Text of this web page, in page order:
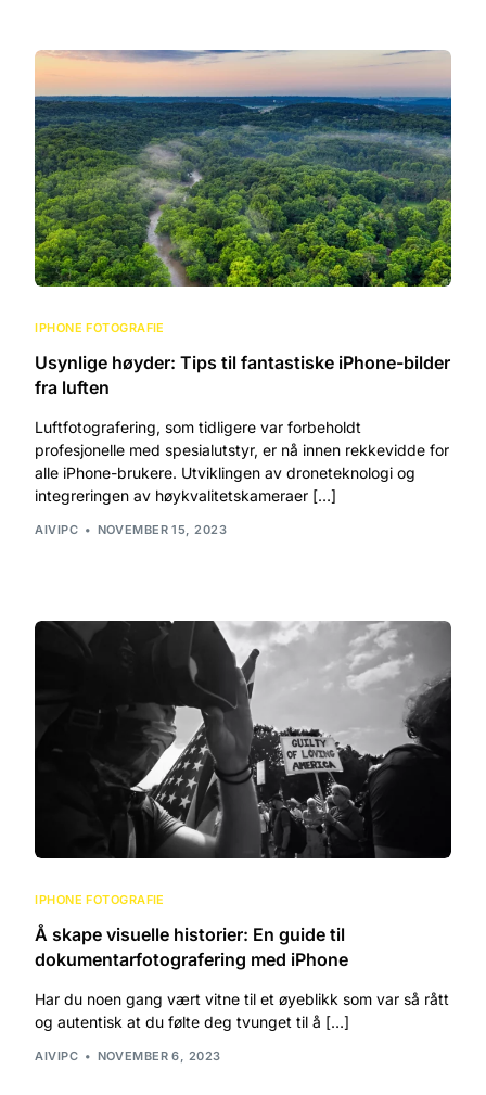
IPHONE FOTOGRAFIE
Usynlige høyder: Tips til fantastiske iPhone-bilder
fra luften
Luftfotografering, som tidligere var forbeholdt
profesjonelle med spesialutstyr, er nå innen rekkevidde for
alle iPhone-brukere. Utviklingen av droneteknologi og
integreringen av høykvalitetskameraer […]
AIVIPC NOVEMBER 15, 2023
IPHONE FOTOGRAFIE
Å skape visuelle historier: En guide til
dokumentarfotografering med iPhone
Har du noen gang vært vitne til et øyeblikk som var så rått
og autentisk at du følte deg tvunget til å […]
AIVIPC NOVEMBER 6, 2023